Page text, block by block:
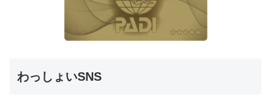
わっしょいSNS